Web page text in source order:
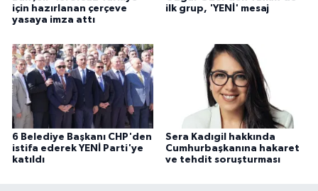
için hazırlanan çerçeve
yasaya imza attı
ilk grup, 'YENİ' mesaj
6 Belediye Başkanı CHP'den
istifa ederek YENİ Parti'ye
katıldı
Sera Kadıgil hakkında
Cumhurbaşkanına hakaret
ve tehdit soruşturması